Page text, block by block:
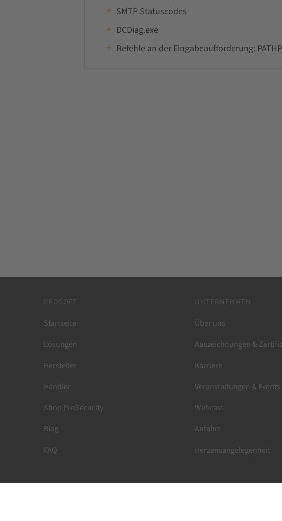
SMTP Statuscodes
DCDiag.exe
Befehle an der Eingabeaufforderung:
PROSOFT
Startseite
Lösungen
Hersteller
Händler
Shop ProSecurity
Blog
FAQ
UNTERNEHMEN
Über uns
Auszeichnungen &
Karriere
Veranstaltungen & Events
Webcast
Anfahrt
Herzensangelegenheit